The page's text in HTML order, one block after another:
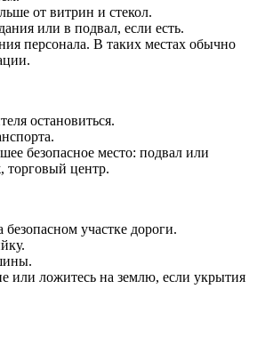
от витрин и стекол.
или в подвал, если есть.
персонала. В таких местах обычно
остановиться.
безопасное место: подвал или
торговый центр.
безопасном участке дороги.
или ложитесь на землю, если укрытия